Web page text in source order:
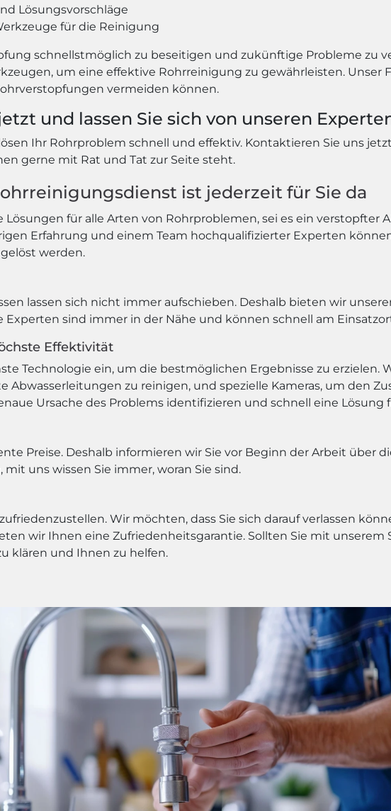
Lösungsvorschläge
für die Reinigung
schnellstmöglich zu beseitigen und zukünftige Probleme zu
um eine effektive Rohrreinigung zu gewährleisten. Unser
vermeiden können.
und lassen Sie sich von unseren
Ihr Rohrproblem schnell und effektiv. Kontaktieren Sie uns
gerne mit Rat und Tat zur Seite steht.
ist jederzeit für Sie da
für alle Arten von Rohrproblemen, sei es ein verstopfter
Erfahrung und einem Team hochqualifizierter Experten
werden.
lassen sich nicht immer aufschieben. Deshalb bieten wir
Experten sind immer in der Nähe und können schnell am
Effektivität
Technologie ein, um die bestmöglichen Ergebnisse zu erzielen.
Abwasserleitungen zu reinigen, und spezielle Kameras, um den
Ursache des Problems identifizieren und schnell eine Lösung
Preise. Deshalb informieren wir Sie vor Beginn der Arbeit über
uns wissen Sie immer, woran Sie sind.
Wir möchten, dass Sie sich darauf verlassen
wir Ihnen eine Zufriedenheitsgarantie. Sollten Sie mit unserem
klären und Ihnen zu helfen.